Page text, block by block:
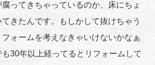
ってきちゃっているのか、床にちょ
きたんです。もしかして抜けちゃう
ォームを考えなきゃいけないかなぁ
30年以上経ってるとリフォームして